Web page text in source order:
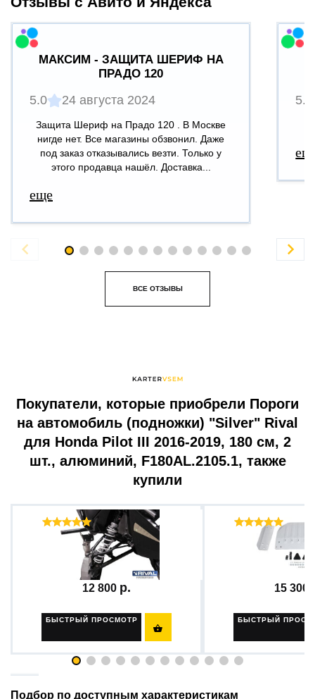
МАКСИМ - ЗАЩИТА ШЕРИФ НА
ПРАДО 120
5.0 24 августа 2024
Защита Шериф на Прадо 120 . В Москве
нигде нет. Все магазины обзвонил. Даже
под заказ отказывались везти. Только у
этого продавца нашёл. Доставка...
еще
5.0
 
ВСЕ ОТЗЫВЫ
Покупатели, которые приобрели Пороги
на автомобиль (подножки) "Silver" Rival
для Honda Pilot III 2016-2019, 180 см, 2
шт., алюминий, F180AL.2105.1, также
купили
Отзывы ( 53 )
Рычаг подвески нижний...
12 800
БЫСТРЫЙ ПРОСМОТР

Защита для
15 300
БЫСТРЫЙ
Подбор по доступным характеристикам